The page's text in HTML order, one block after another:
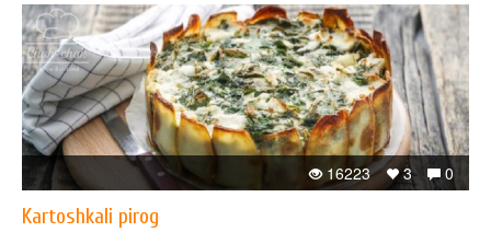
0
3
16223
Kartoshkali pirog